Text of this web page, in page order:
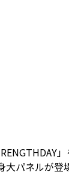
」
パネルが